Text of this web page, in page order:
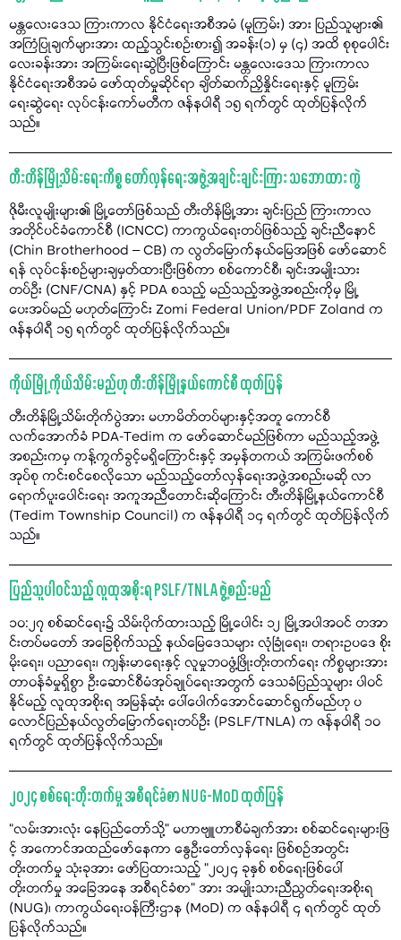
မန္တလေးဒေသ ကြားကာလ နိုင်ငံရေးအစီအမံ (မူကြမ်း) အား ပြည်သူများ၏
အကြံပြုချက်များအား ထည့်သွင်းစဉ်းစား၍ အခန်း(၁) မှ (၄) အထိ စုစုပေါင်း
လေးခန်းအား အကြမ်းရေးဆွဲပြီးဖြစ်ကြောင်း မန္တလေးဒေသ ကြားကာလ
နိုင်ငံရေးအစီအမံ ဖော်ထုတ်မှုဆိုင်ရာ ချိတ်ဆက်ညှိနှိုင်းရေးနှင့် မူကြမ်း
ရေးဆွဲရေး လုပ်ငန်းကော်မတီက ဇန်နဝါရီ ၁၅ ရက်တွင် ထုတ်ပြန်လိုက်
သည်။
တီးတိန်မြို့သိမ်းရေးကိစ္စ တော်လှန်ရေးအဖွဲ့အချင်းချင်းကြား သဘောထား ကွဲ
ဇိုမီးလူမျိုးများ၏ မြို့တော်ဖြစ်သည် တီးတိန်မြို့အား ချင်းပြည် ကြားကာလ
အတိုင်ပင်ခံကောင်စီ (ICNCC) ကာကွယ်ရေးတပ်ဖြစ်သည့် ချင်းညီနောင်
(Chin Brotherhood – CB) က လွတ်မြောက်နယ်မြေအဖြစ် ဖော်ဆောင်
ရန် လုပ်ငန်းစဉ်များချမှတ်ထားပြီးဖြစ်ကာ စစ်ကောင်စီ၊ ချင်းအမျိုးသား
တပ်ဦး (CNF/CNA) နှင့် PDA စသည့် မည်သည့်အဖွဲ့အစည်းကိုမှ မြို့
ပေးအပ်မည် မဟုတ်ကြောင်း Zomi Federal Union/PDF Zoland က
ဇန်နဝါရီ ၁၅ ရက်တွင် ထုတ်ပြန်လိုက်သည်။
ကိုယ်မြို့ ကိုယ်သိမ်းမည်ဟု တီးတိန်မြို့နယ်ကောင်စီ ထုတ်ပြန်
တီးတိန်မြို့သိမ်းတိုက်ပွဲအား မဟာမိတ်တပ်များနှင့်အတူ ကောင်စီ
လက်အောက်ခံ PDA-Tedim က ဖော်ဆောင်မည်ဖြစ်ကာ မည်သည့်အဖွဲ့
အစည်းကမှ ကန့်ကွက်ခွင့်မရှိကြောင်းနှင့် အမှန်တကယ် အကြမ်းဖက်စစ်
အုပ်စု ကင်းစင်စေလိုသော မည်သည့်တော်လှန်ရေးအဖွဲ့အစည်းမဆို လာ
ရောက်ပူးပေါင်းရေး အကူအညီတောင်းဆိုကြောင်း တီးတိန်မြို့နယ်ကောင်စီ
(Tedim Township Council) က ဇန်နဝါရီ ၁၄ ရက်တွင် ထုတ်ပြန်လိုက်
သည်။
ပြည်သူပါဝင်သည့် လူထုအစိုးရ PSLF/TNLA ဖွဲ့စည်းမည်
၁၀:၂၇ စစ်ဆင်ရေး၌ သိမ်းပိုက်ထားသည့် မြို့ပေါင်း ၁၂ မြို့အပါအဝင် တအာ
င်းတပ်မတော် အခြေစိုက်သည့် နယ်မြေဒေသများ လုံခြုံရေး၊ တရားဥပဒေ စိုး
မိုးရေး၊ ပညာရေး၊ ကျန်းမာရေးနှင့် လူမှုဘဝဖွံ့ဖြိုးတိုးတက်ရေး ကိစ္စများအား
တာဝန်ခံမှုရှိစွာ ဦးဆောင်စီမံအုပ်ချုပ်ရေးအတွက် ဒေသခံပြည်သူများ ပါဝင်
နိုင်မည့် လူထုအစိုးရ အမြန်ဆုံး ပေါ်ပေါက်အောင်ဆောင်ရွက်မည်ဟု ပ
လောင်ပြည်နယ်လွတ်မြောက်ရေးတပ်ဦး (PSLF/TNLA) က ဇန်နဝါရီ ၁၀
ရက်တွင် ထုတ်ပြန်လိုက်သည်။
၂၀၂၄ စစ်ရေးတိုးတက်မှု အစီရင်ခံစာ NUG-MoD ထုတ်ပြန်
“လမ်းအားလုံး နေပြည်တော်သို့" မဟာဗျူဟာစီမံချက်အား စစ်ဆင်ရေးများဖြ
င့် အကောင်အထည်ဖော်နေကာ နွေဦးတော်လှန်ရေး ဖြစ်စဉ်အတွင်း
တိုးတက်မှု သုံးခုအား ဖော်ပြထားသည့် "၂၀၂၄ ခုနှစ် စစ်ရေးဖြစ်ပေါ်
တိုးတက်မှု အခြေအနေ အစီရင်ခံစာ" အား အမျိုးသားညီညွတ်ရေးအစိုးရ
(NUG)၊ ကာကွယ်ရေးဝန်ကြီးဌာန (MoD) က ဇန်နဝါရီ ၄ ရက်တွင် ထုတ်
ပြန်လိုက်သည်။